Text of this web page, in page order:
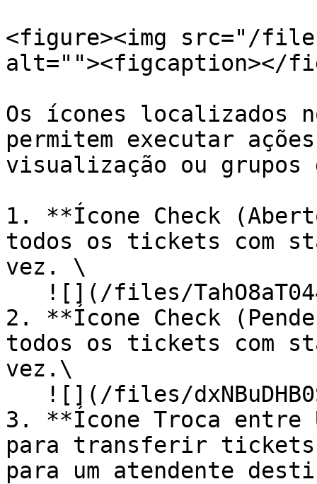
<figure><img src="/files/
alt=""><figcaption></
Os ícones localizados
permitem executar
visualização ou
1. **Ícone Check
todos os tickets com
vez. \
2. **Ícone Check
todos os tickets com
vez.\
3. **Ícone Troca entre
para transferir tickets
para um atendente